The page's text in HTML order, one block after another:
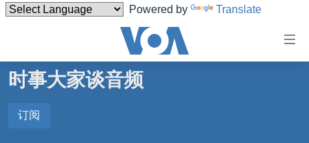
Powered by Translate
碍
主页
美国
时事大家谈音频
订阅